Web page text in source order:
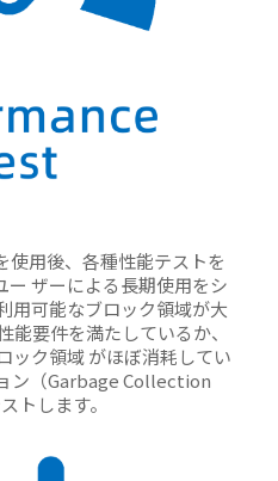
使用後、各種性能テストを
ー ザーによる長期使用をシ
用可能なブロック領域が大
能要件を満たしているか、
ック領域 がほぼ消耗してい
ン（Garbage Collection
トします。